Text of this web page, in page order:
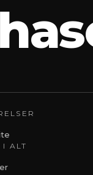
I ALT